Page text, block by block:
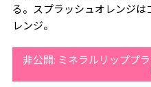
る。スプラッシュオレンジ
レンジ。
非公開: ミネラルリッププ